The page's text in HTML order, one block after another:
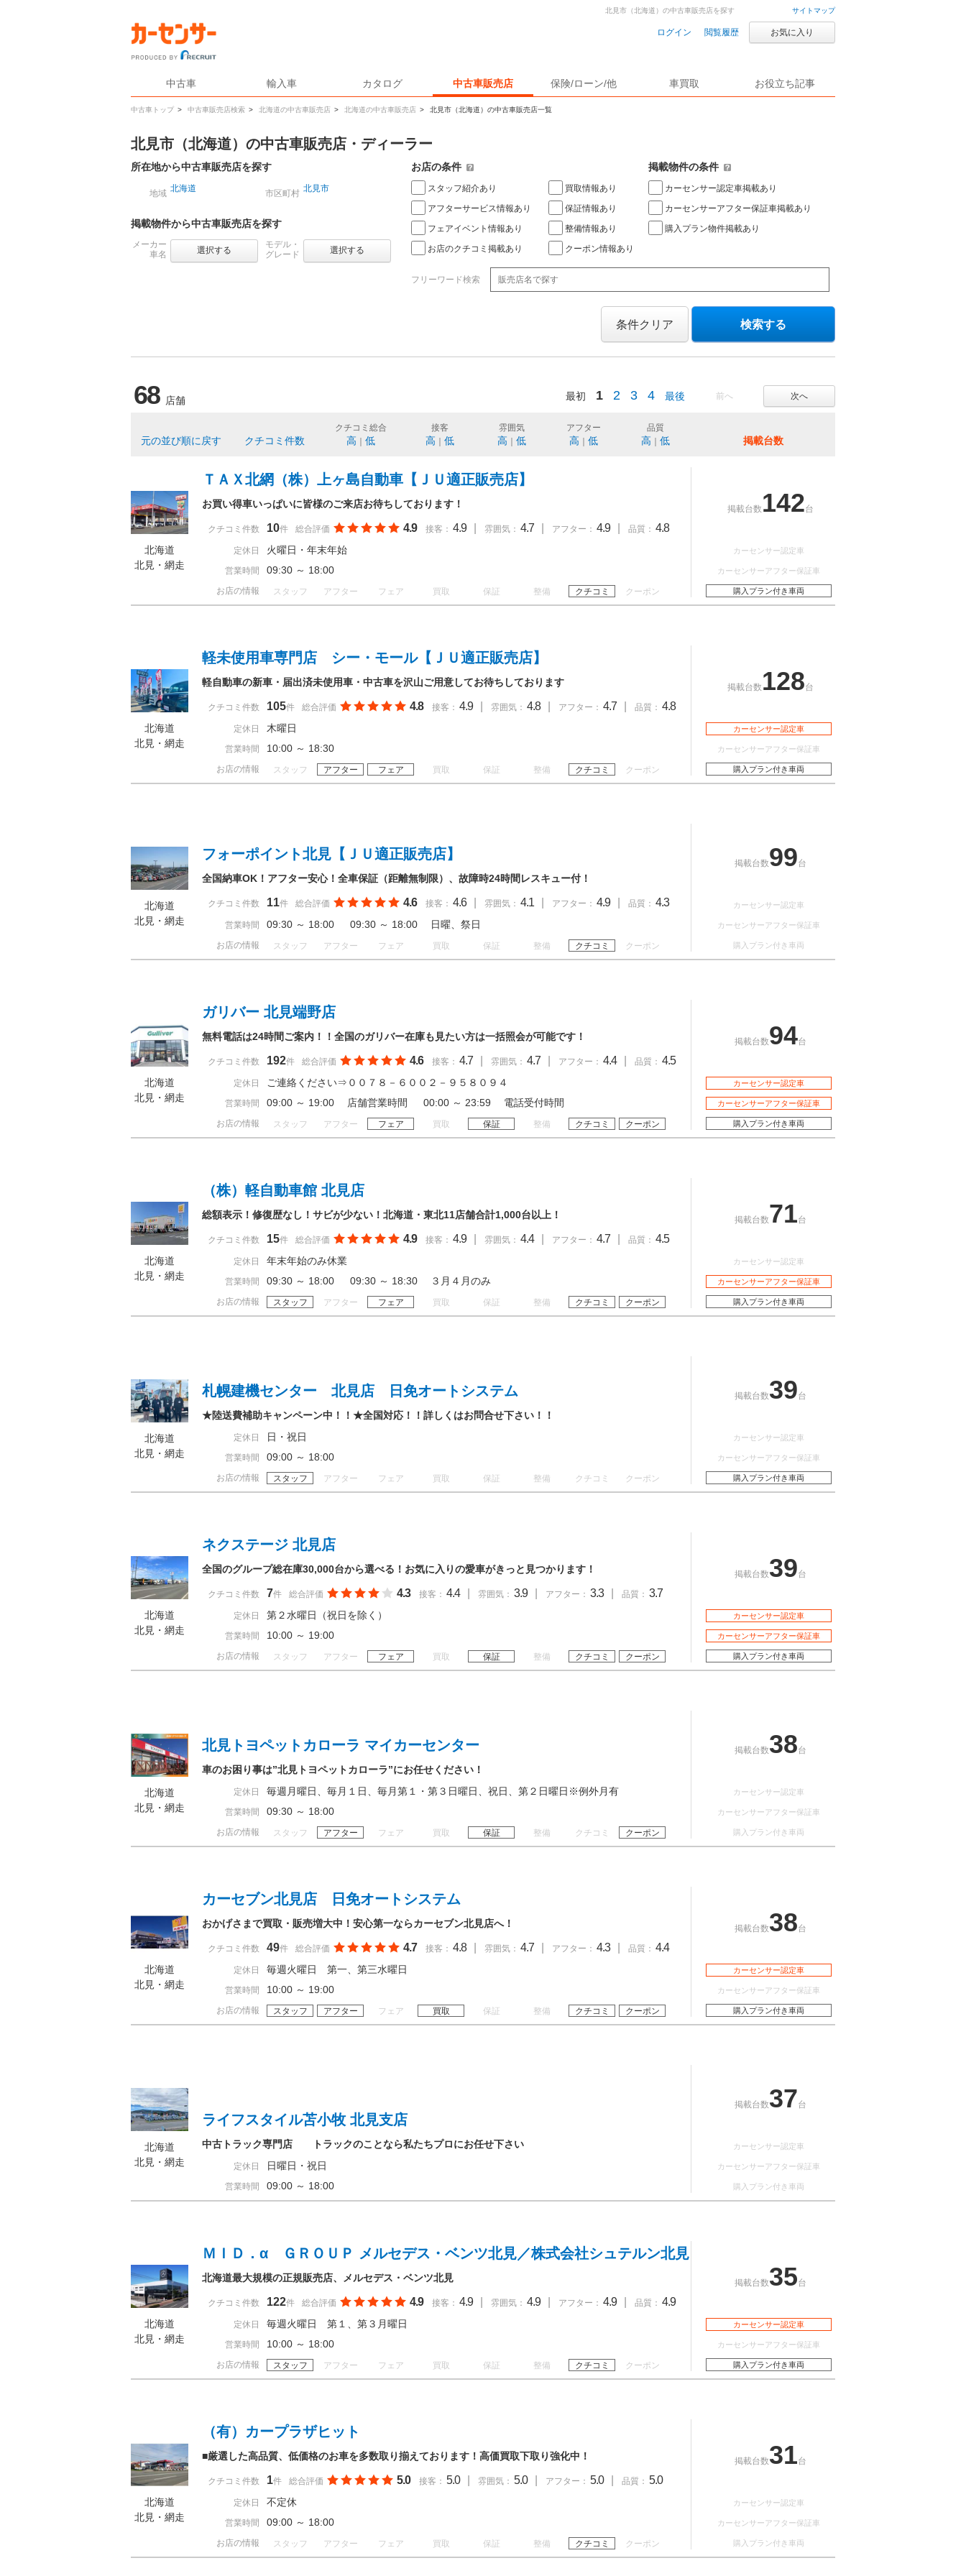
サイトマップ
ログイン 閲覧履歴 お気に入り
中古車 輸入車 カタログ 中古車販売店 保険/ローン/他 車買取 お役立ち記事
中古車トップ > 中古車販売店検索 > 北海道の中古車販売店 > 北海道の中古車販売店 > 北見市（北海道）の中古車販売店一覧
北見市（北海道）の中古車販売店を探す
北見市（北海道）の中古車販売店・ディーラー
所在地から中古車販売店を探す
地域 北海道 市区町村 北見市
掲載物件から中古車販売店を探す
メーカー
車名
選択する
モデル・
グレード
選択する
お店の条件
スタッフ紹介あり
アフターサービス情報あり
フェアイベント情報あり
お店のクチコミ掲載あり
買取情報あり
保証情報あり
整備情報あり
クーポン情報あり
掲載物件の条件
カーセンサー認定車掲載あり
カーセンサーアフター保証車掲載あり
購入プラン物件掲載あり
フリーワード検索
条件クリア 検索する
68 店舗 前へ 次へ
最初 1 2 3 4 最後
元の並び順に戻す クチコミ件数
クチコミ総合
高 低
接客
高 低
雰囲気
高 低
アフター
高 低
品質
高 低 掲載台数
北海道
北見・網走
ＴＡＸ北網（株）上ヶ島自動車【ＪＵ適正販売店】
お買い得車いっぱいに皆様のご来店お待ちしております！
クチコミ件数 10件 総合評価 4.9 接客： 4.9 雰囲気： 4.7 アフター： 4.9 品質： 4.8
定休日 火曜日・年末年始
営業時間 09:30 ～ 18:00
お店の情報 スタッフ アフター フェア 買取 保証 整備 クチコミ クーポン
掲載台数 142台
カーセンサー認定車
カーセンサーアフター保証車
購入プラン付き車両
北海道
北見・網走
軽未使用車専門店 シー・モール【ＪＵ適正販売店】
軽自動車の新車・届出済未使用車・中古車を沢山ご用意してお待ちしております
クチコミ件数 105件 総合評価 4.8 接客： 4.9 雰囲気： 4.8 アフター： 4.7 品質： 4.8
定休日 木曜日
営業時間 10:00 ～ 18:30
お店の情報 スタッフ アフター フェア 買取 保証 整備 クチコミ クーポン
掲載台数 128台
カーセンサー認定車
カーセンサーアフター保証車
購入プラン付き車両
北海道
北見・網走
フォーポイント北見【ＪＵ適正販売店】
全国納車OK！アフター安心！全車保証（距離無制限）、故障時24時間レスキュー付！
クチコミ件数 11件 総合評価 4.6 接客： 4.6 雰囲気： 4.1 アフター： 4.9 品質： 4.3
営業時間 09:30 ～ 18:00 09:30 ～ 18:00 日曜、祭日
お店の情報 スタッフ アフター フェア 買取 保証 整備 クチコミ クーポン
掲載台数99台
カーセンサー認定車
カーセンサーアフター保証車
購入プラン付き車両
北海道
北見・網走
ガリバー 北見端野店
無料電話は24時間ご案内！！全国のガリバー在庫も見たい方は一括照会が可能です！
クチコミ件数 192件 総合評価 4.6 接客： 4.7 雰囲気： 4.7 アフター： 4.4 品質： 4.5
定休日 ご連絡ください⇒００７８－６００２－９５８０９４
営業時間 09:00 ～ 19:00 店舗営業時間 00:00 ～ 23:59 電話受付時間
お店の情報 スタッフ アフター フェア 買取 保証 整備 クチコミ クーポン
掲載台数94台
カーセンサー認定車
カーセンサーアフター保証車
購入プラン付き車両
北海道
北見・網走
（株）軽自動車館 北見店
総額表示！修復歴なし！サビが少ない！北海道・東北11店舗合計1,000台以上！
クチコミ件数 15件 総合評価 4.9 接客： 4.9 雰囲気： 4.4 アフター： 4.7 品質： 4.5
定休日 年末年始のみ休業
営業時間 09:30 ～ 18:00 09:30 ～ 18:30 ３月４月のみ
お店の情報 スタッフ アフター フェア 買取 保証 整備 クチコミ クーポン
掲載台数71台
カーセンサー認定車
カーセンサーアフター保証車
購入プラン付き車両
北海道
北見・網走
札幌建機センター 北見店 日免オートシステム
★陸送費補助キャンペーン中！！★全国対応！！詳しくはお問合せ下さい！！
定休日 日・祝日
営業時間 09:00 ～ 18:00
お店の情報 スタッフ アフター フェア 買取 保証 整備 クチコミ クーポン
掲載台数39台
カーセンサー認定車
カーセンサーアフター保証車
購入プラン付き車両
北海道
北見・網走
ネクステージ 北見店
全国のグループ総在庫30,000台から選べる！お気に入りの愛車がきっと見つかります！
クチコミ件数 7件 総合評価 4.3 接客： 4.4 雰囲気： 3.9 アフター： 3.3 品質： 3.7
定休日 第２水曜日（祝日を除く）
営業時間 10:00 ～ 19:00
お店の情報 スタッフ アフター フェア 買取 保証 整備 クチコミ クーポン
掲載台数39台
カーセンサー認定車
カーセンサーアフター保証車
購入プラン付き車両
北海道
北見・網走
北見トヨペットカローラ マイカーセンター
車のお困り事は”北見トヨペットカローラ”にお任せください！
定休日 毎週月曜日、毎月１日、毎月第１・第３日曜日、祝日、第２日曜日※例外月有
営業時間 09:30 ～ 18:00
お店の情報 スタッフ アフター フェア 買取 保証 整備 クチコミ クーポン
掲載台数38台
カーセンサー認定車
カーセンサーアフター保証車
購入プラン付き車両
北海道
北見・網走
カーセブン北見店 日免オートシステム
おかげさまで買取・販売増大中！安心第一ならカーセブン北見店へ！
クチコミ件数 49件 総合評価 4.7 接客： 4.8 雰囲気： 4.7 アフター： 4.3 品質： 4.4
定休日 毎週火曜日 第一、第三水曜日
営業時間 10:00 ～ 19:00
お店の情報 スタッフ アフター フェア 買取 保証 整備 クチコミ クーポン
掲載台数38台
カーセンサー認定車
カーセンサーアフター保証車
購入プラン付き車両
北海道
北見・網走
ライフスタイル苫小牧 北見支店
中古トラック専門店 トラックのことなら私たちプロにお任せ下さい
定休日 日曜日・祝日
営業時間 09:00 ～ 18:00
掲載台数37台
カーセンサー認定車
カーセンサーアフター保証車
購入プラン付き車両
北海道
北見・網走
ＭＩＤ．α ＧＲＯＵＰ メルセデス・ベンツ北見／株式会社シュテルン北見
北海道最大規模の正規販売店、メルセデス・ベンツ北見
クチコミ件数 122件 総合評価 4.9 接客： 4.9 雰囲気： 4.9 アフター： 4.9 品質： 4.9
定休日 毎週火曜日 第１、第３月曜日
営業時間 10:00 ～ 18:00
お店の情報 スタッフ アフター フェア 買取 保証 整備 クチコミ クーポン
掲載台数35台
カーセンサー認定車
カーセンサーアフター保証車
購入プラン付き車両
北海道
北見・網走
（有）カープラザヒット
■厳選した高品質、低価格のお車を多数取り揃えております！高価買取下取り強化中！
クチコミ件数 1件 総合評価 5.0 接客： 5.0 雰囲気： 5.0 アフター： 5.0 品質： 5.0
定休日 不定休
営業時間 09:00 ～ 18:00
お店の情報 スタッフ アフター フェア 買取 保証 整備 クチコミ クーポン
掲載台数31台
カーセンサー認定車
カーセンサーアフター保証車
購入プラン付き車両